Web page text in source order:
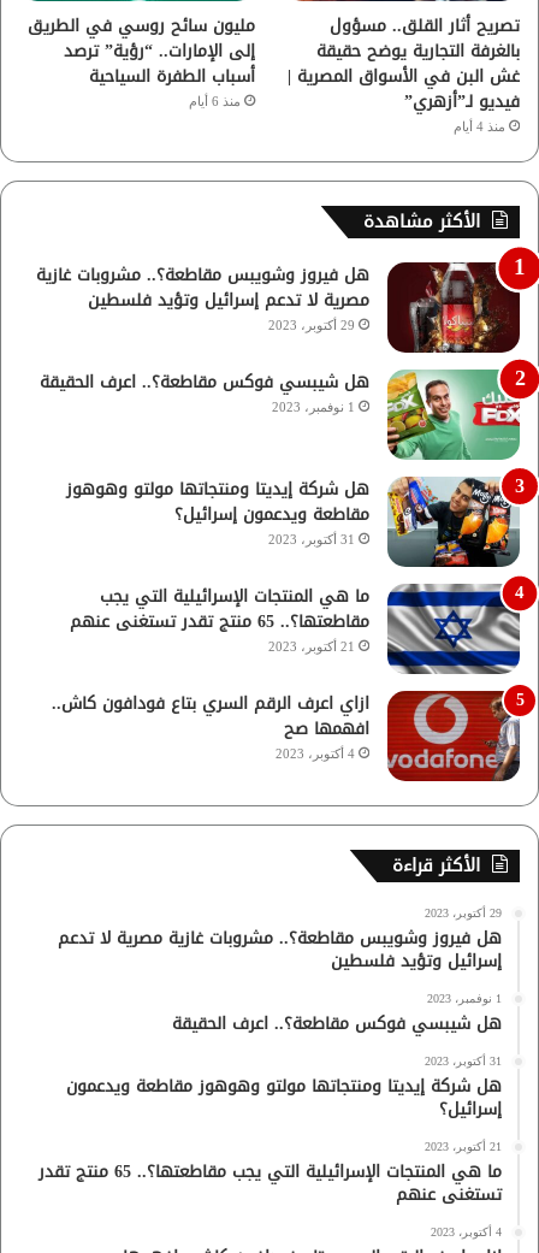
تصريح أثار القلق.. مسؤول
بالغرفة التجارية يوضح حقيقة
غش البن في الأسواق المصرية |
فيديو لـ”أزهري”
منذ 4 أيام
مليون سائح روسي في الطريق
إلى الإمارات.. “رؤية” ترصد
أسباب الطفرة السياحية
منذ 6 أيام
الأكثر مشاهدة
هل فيروز وشويبس مقاطعة؟.. مشروبات غازية
مصرية لا تدعم إسرائيل وتؤيد فلسطين
29 أكتوبر، 2023
هل شيبسي فوكس مقاطعة؟.. اعرف الحقيقة
1 نوفمبر، 2023
هل شركة إيديتا ومنتجاتها مولتو وهوهوز
مقاطعة ويدعمون إسرائيل؟
31 أكتوبر، 2023
ما هي المنتجات الإسرائيلية التي يجب
مقاطعتها؟.. 65 منتج تقدر تستغنى عنهم
21 أكتوبر، 2023
ازاي اعرف الرقم السري بتاع فودافون كاش..
افهمها صح
4 أكتوبر، 2023
الأكثر قراءة
29 أكتوبر، 2023
هل فيروز وشويبس مقاطعة؟.. مشروبات غازية مصرية لا تدعم
إسرائيل وتؤيد فلسطين
1 نوفمبر، 2023
هل شيبسي فوكس مقاطعة؟.. اعرف الحقيقة
31 أكتوبر، 2023
هل شركة إيديتا ومنتجاتها مولتو وهوهوز مقاطعة ويدعمون
إسرائيل؟
21 أكتوبر، 2023
ما هي المنتجات الإسرائيلية التي يجب مقاطعتها؟.. 65 منتج تقدر
تستغنى عنهم
4 أكتوبر، 2023